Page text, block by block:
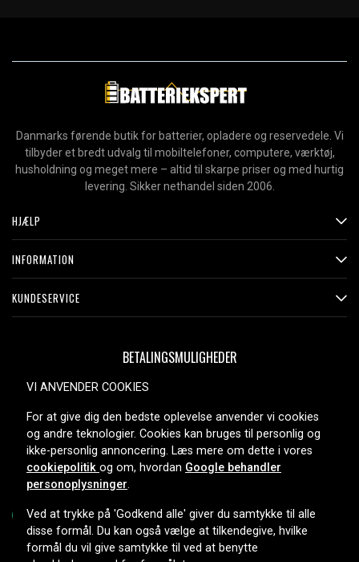
Danmarks førende butik for batterier, opladere og reservedele. Vi
tilbyder et bredt udvalg til mobiltelefoner, computere, værktøj,
husholdning og meget mere – altid til skarpe priser og med hurtig
levering. Sikker nethandel siden 2006.
HJÆLP
INFORMATION
KUNDESERVICE
BETALINGSMULIGHEDER
LEVERINGSMULIGHEDER
Copyright © 2026, Spares Nordic AB
VI ANVENDER COOKIES
For at give dig den bedste oplevelse anvender vi cookies
og andre teknologier. Cookies kan bruges til personlig og
ikke-personlig annoncering. Læs mere om dette i vores
cookiepolitik og om, hvordan Google behandler
personoplysninger.
Ved at trykke på 'Godkend alle' giver du samtykke til alle
disse formål. Du kan også vælge at tilkendegive, hvilke
formål du vil give samtykke til ved at benytte